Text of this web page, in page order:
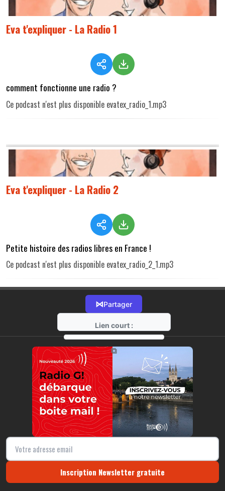
Eva t'expliquer - La Radio 1
comment fonctionne une radio ?
Ce podcast n'est plus disponible evatex_radio_1.mp3
Eva t'expliquer - La Radio 2
Petite histoire des radios libres en France !
Ce podcast n'est plus disponible evatex_radio_2_1.mp3
⋈Partager
Lien court :
https://radio-g.fr?r156
⧉
Inscription Newsletter gratuite